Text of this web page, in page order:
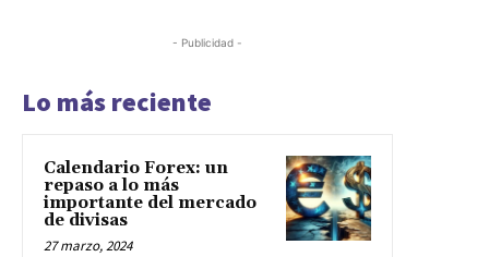
- Publicidad -
Lo más reciente
Calendario Forex: un
repaso a lo más
importante del mercado
de divisas
27 marzo, 2024